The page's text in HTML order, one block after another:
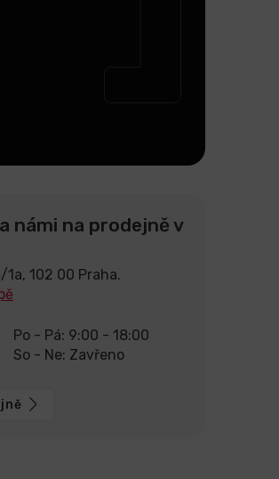
námi na prodejně v
1a, 102 00 Praha.
Po - Pá: 9:00 - 18:00
So - Ne: Zavřeno